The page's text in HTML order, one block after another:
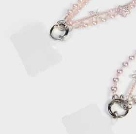
每筆NT$400，滿NT$2,000(含以上)免運費
付款後門市自取
國家/地區配送